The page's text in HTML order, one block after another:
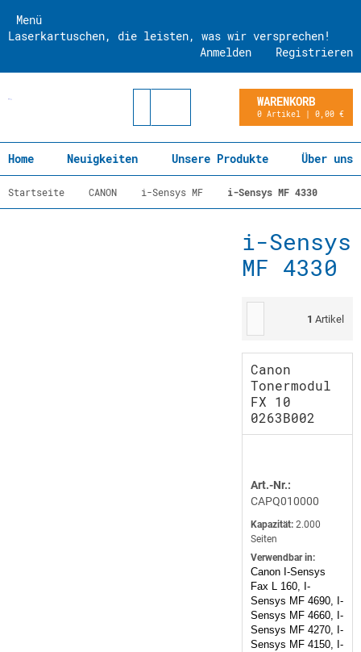
Menü
Laserkartuschen, die leisten, was wir versprechen!
Registrieren
Anmelden
WARENKORB
0 Artikel | 0,00 €
Home Neuigkeiten Unsere Produkte Über uns
Startseite CANON i-Sensys MF i-Sensys MF 4330
i-Sensys
MF 4330
1 Artikel
Canon
Tonermodul
FX 10
0263B002
Art.-Nr.:
CAPQ010000
Kapazität: 2.000
Seiten
Verwendbar in:
Canon I-Sensys
Fax L 160, I-
Sensys MF 4690, I-
Sensys MF 4660, I-
Sensys MF 4270, I-
Sensys MF 4150, I-